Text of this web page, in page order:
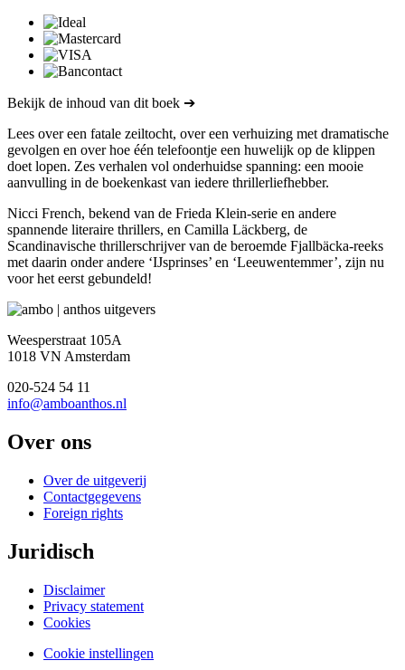
Bekijk de inhoud van dit boek ➔
Lees over een fatale zeiltocht, over een verhuizing met dramatische
gevolgen en over hoe één telefoontje een huwelijk op de klippen
doet lopen. Zes verhalen vol onderhuidse spanning: een mooie
aanvulling in de boekenkast van iedere thrillerliefhebber.
Nicci French, bekend van de Frieda Klein-serie en andere
spannende literaire thrillers, en Camilla Läckberg, de
Scandinavische thrillerschrijver van de beroemde Fjallbäcka-reeks
met daarin onder andere ‘IJsprinses’ en ‘Leeuwentemmer’, zijn nu
voor het eerst gebundeld!
Weesperstraat 105A
1018 VN Amsterdam
020-524 54 11
info@amboanthos.nl
Over ons
Over de uitgeverij
Contactgegevens
Foreign rights
Juridisch
Disclaimer
Privacy statement
Cookies
Cookie instellingen